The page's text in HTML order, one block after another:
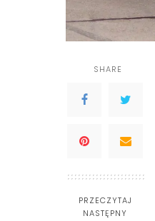
SHARE
PRZECZYTAJ
NASTĘPNY